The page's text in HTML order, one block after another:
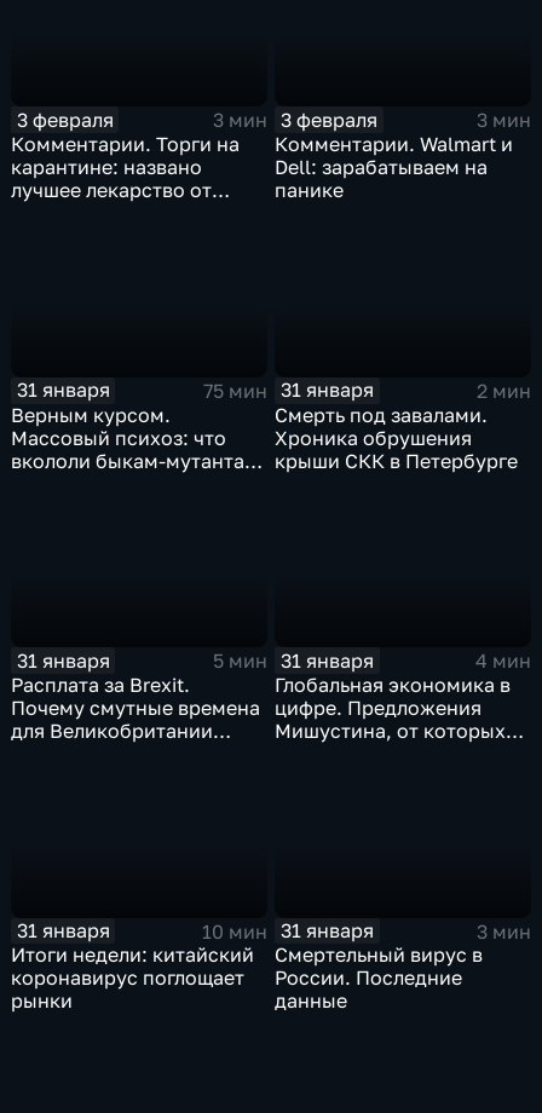
3 февраля
3 мин
Комментарии. Торги на
карантине: названо
лучшее лекарство от
3 февраля
3 мин
Комментарии. Walmart и
Dell: зарабатываем на
панике
31 января
75 мин
Верным курсом.
Массовый психоз: что
вкололи быкам-мутантам,
31 января
2 мин
Смерть под завалами.
Хроника обрушения
крыши СКК в Петербурге
31 января
5 мин
Расплата за Brexit.
Почему смутные времена
для Великобритании
31 января
4 мин
Глобальная экономика в
цифре. Предложения
Мишустина, от которых
31 января
10 мин
Итоги недели: китайский
коронавирус поглощает
рынки
31 января
3 мин
Смертельный вирус в
России. Последние
данные